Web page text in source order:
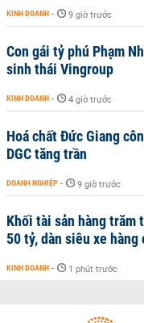
KINH DOANH - 9 giờ trước
Con gái tỷ phú Phạm
sinh thái Vingroup
KINH DOANH - 4 giờ trước
Hoá chất Đức Giang
DGC tăng trần
DOANH NGHIỆP - 9 giờ trước
Khối tài sản hàng trăm
50 tỷ, dàn siêu xe
KINH DOANH - 1 phút trước